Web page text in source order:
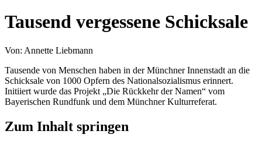
Tausend vergessene Schicksale
Von: Annette Liebmann
Tausende von Menschen haben in der Münchner Innenstadt an die
Schicksale von 1000 Opfern des Nationalsozialismus erinnert.
Initiiert wurde das Projekt „Die Rückkehr der Namen“ vom
Bayerischen Rundfunk und dem Münchner Kulturreferat.
Zum Inhalt springen